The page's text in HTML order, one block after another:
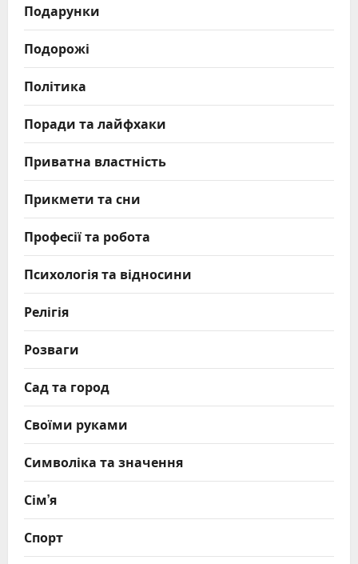
Подарунки
Подорожі
Політика
Поради та лайфхаки
Приватна властність
Прикмети та сни
Професії та робота
Психологія та відносини
Релігія
Розваги
Сад та город
Своїми руками
Символіка та значення
Сім’я
Спорт